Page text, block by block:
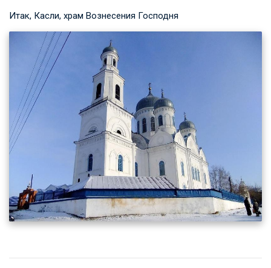
Итак, Касли, храм Вознесения Господня